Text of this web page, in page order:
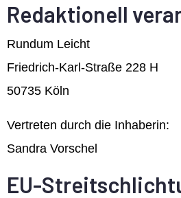
Redaktionell
Rundum Leicht
Friedrich-Karl-Straße 228 H
50735 Köln
Vertreten durch die Inhaberin:
Sandra Vorschel
EU-